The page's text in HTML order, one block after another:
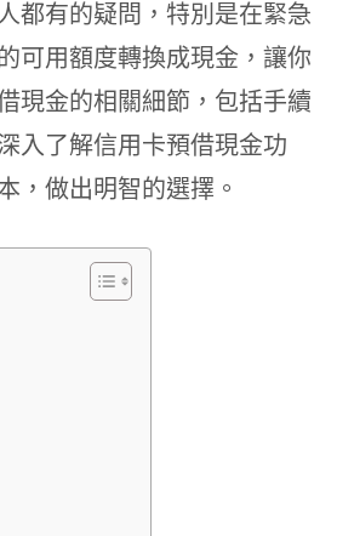
都有的疑問，特別是在緊急
可用額度轉換成現金，讓你
現金的相關細節，包括手續
入了解信用卡預借現金功
，做出明智的選擇。